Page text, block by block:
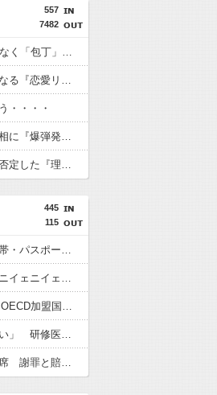
557
7482
【戦慄】毎日新聞記者（47）、ペンではなく「包丁」を握ってしまった結果・・・・・
【悲報】ゆうちゃみの暴露で浮き彫りになる『恋愛リアリティー番組』の裏側がヤバイ・・・・・
・・・・
【ガチ】キャスターの大越健介、高市首相に『爆弾発言』をしてしまう！！！！！
【悲報】リュウジ氏、冷やし中華を完全否定した『理由』、ガチでヤバイ・・・・・・
445
115
「高収入」信じて東南アジア渡航後、携帯・パスポート奪われ監禁…韓国人の被害急増
「俺に韓国語で話すのか？」…警察を「ニイェニイェニイェ」とからかう韓国滞在外国人の投稿動画が物議
韓国で出生率が過去最低を更新「0.72」 OECD加盟国で唯一 1を下回る
【韓国】ユン大統領「交渉や妥協はしない」 研修医集団ボイコット受け
徴用被害者遺族、不二越の株主総会に出席 謝罪と賠償求める